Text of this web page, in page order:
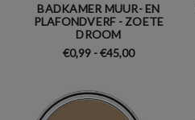
BADKAMER MUUR- EN
PLAFONDVERF - ZOETE
DROOM
€0,99 - €45,00